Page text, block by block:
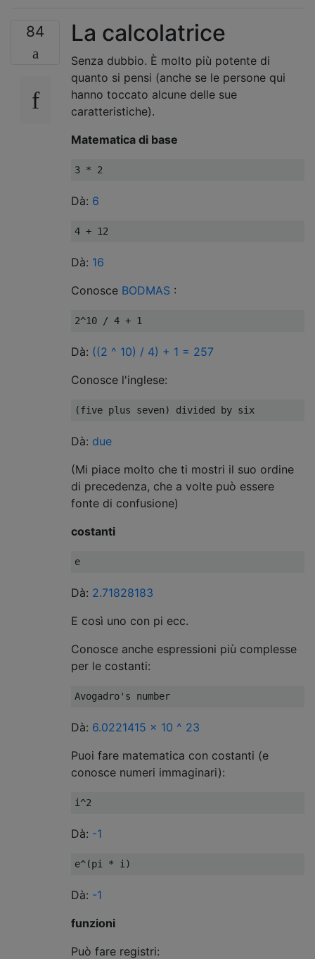
84 La calcolatrice
Senza dubbio. È molto più potente di
quanto si pensi (anche se le persone qui
hanno toccato alcune delle sue
caratteristiche).
Matematica di base
Dà: 6
Dà: 16
Conosce BODMAS :
Dà: ((2 ^ 10) / 4) + 1 = 257
Conosce l'inglese:
Dà: due
(Mi piace molto che ti mostri il suo ordine
di precedenza, che a volte può essere
fonte di confusione)
costanti
Dà: 2.71828183
E così uno con pi ecc.
Conosce anche espressioni più complesse
per le costanti:
Dà: 6.0221415 × 10 ^ 23
Puoi fare matematica con costanti (e
conosce numeri immaginari):
Dà: -1
Dà: -1
funzioni
Può fare registri: